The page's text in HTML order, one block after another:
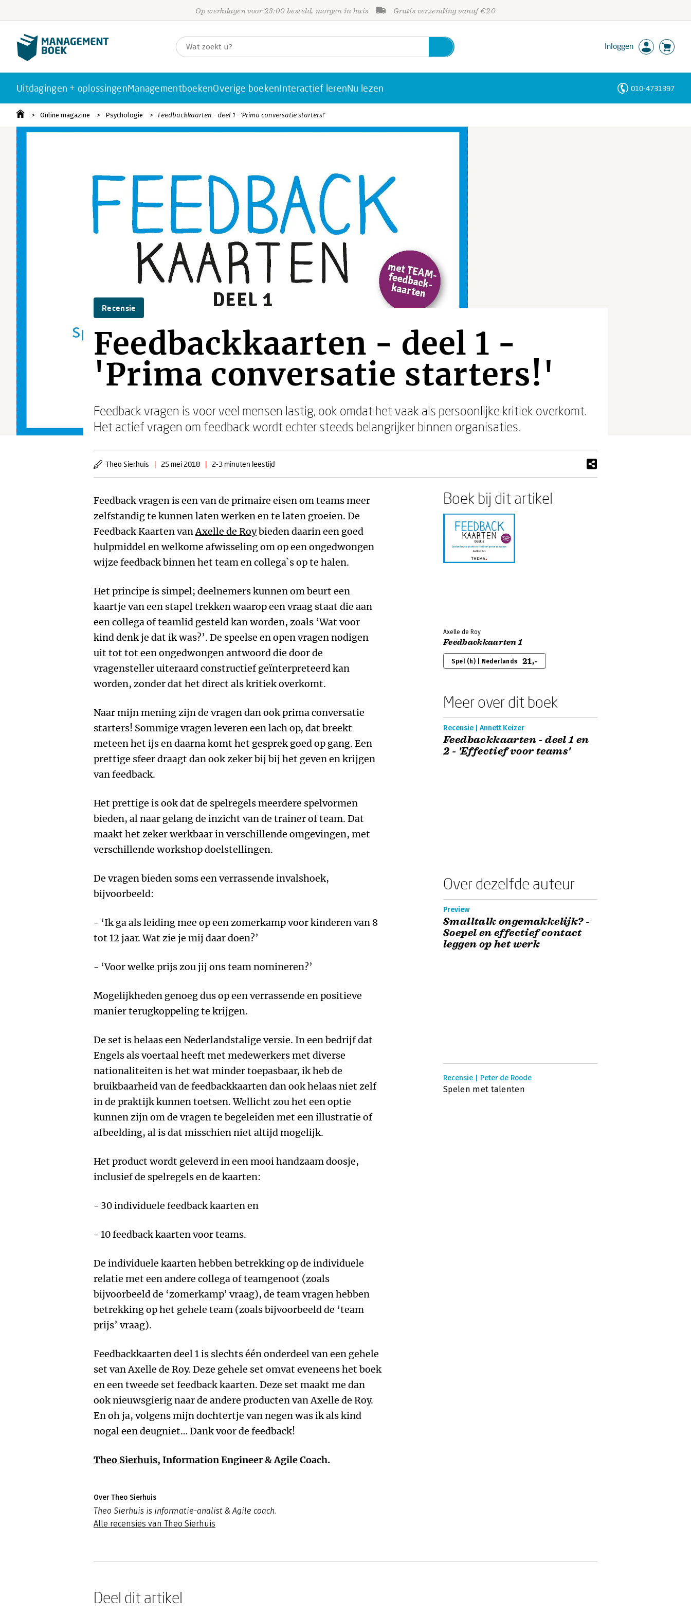
Op werkdagen voor 23:00 besteld, morgen in huis Gratis verzending vanaf €20
Inloggen
Uitdagingen + oplossingenManagementboekenOverige boekenInteractief lerenNu lezen 010-4731397
Online magazine Psychologie Feedbackkaarten - deel 1 - 'Prima conversatie starters!'
Recensie
Feedbackkaarten - deel 1 -
'Prima conversatie starters!'
Feedback vragen is voor veel mensen lastig, ook omdat het vaak als persoonlijke kritiek overkomt.
Het actief vragen om feedback wordt echter steeds belangrijker binnen organisaties.
Theo Sierhuis | 25 mei 2018 | 2-3 minuten leestijd
Feedback vragen is een van de primaire eisen om teams meer
zelfstandig te kunnen laten werken en te laten groeien. De
Feedback Kaarten vanAxelle de Roybieden daarin een goed
hulpmiddel en welkome afwisseling om op een ongedwongen
wijze feedback binnen het team en collega`s op te halen.
Het principe is simpel; deelnemers kunnen om beurt een
kaartje van een stapel trekken waarop een vraag staat die aan
een collega of teamlid gesteld kan worden, zoals ‘Wat voor
kind denk je dat ik was?’. De speelse en open vragen nodigen
uit tot tot een ongedwongen antwoord die door de
vragensteller uiteraard constructief geïnterpreteerd kan
worden, zonder dat het direct als kritiek overkomt.
Naar mijn mening zijn de vragen dan ook prima conversatie
starters! Sommige vragen leveren een lach op, dat breekt
meteen het ijs en daarna komt het gesprek goed op gang. Een
prettige sfeer draagt dan ook zeker bij bij het geven en krijgen
van feedback.
Het prettige is ook dat de spelregels meerdere spelvormen
bieden, al naar gelang de inzicht van de trainer of team. Dat
maakt het zeker werkbaar in verschillende omgevingen, met
verschillende workshop doelstellingen.
De vragen bieden soms een verrassende invalshoek,
bijvoorbeeld:
- ‘Ik ga als leiding mee op een zomerkamp voor kinderen van 8
tot 12 jaar. Wat zie je mij daar doen?’
- ‘Voor welke prijs zou jij ons team nomineren?’
Mogelijkheden genoeg dus op een verrassende en positieve
manier terugkoppeling te krijgen.
De set is helaas een Nederlandstalige versie. In een bedrijf dat
Engels als voertaal heeft met medewerkers met diverse
nationaliteiten is het wat minder toepasbaar, ik heb de
bruikbaarheid van de feedbackkaarten dan ook helaas niet zelf
in de praktijk kunnen toetsen. Wellicht zou het een optie
kunnen zijn om de vragen te begeleiden met een illustratie of
afbeelding, al is dat misschien niet altijd mogelijk.
Het product wordt geleverd in een mooi handzaam doosje,
inclusief de spelregels en de kaarten:
- 30 individuele feedback kaarten en
- 10 feedback kaarten voor teams.
De individuele kaarten hebben betrekking op de individuele
relatie met een andere collega of teamgenoot (zoals
bijvoorbeeld de ‘zomerkamp’ vraag), de team vragen hebben
betrekking op het gehele team (zoals bijvoorbeeld de ‘team
prijs’ vraag).
Feedbackkaarten deel 1 is slechts één onderdeel van een gehele
set van Axelle de Roy. Deze gehele set omvat eveneens het boek
en een tweede set feedback kaarten. Deze set maakt me dan
ook nieuwsgierig naar de andere producten van Axelle de Roy.
En oh ja, volgens mijn dochtertje van negen was ik als kind
nogal een deugniet… Dank voor de feedback!
Theo Sierhuis, Information Engineer & Agile Coach.
Over Theo Sierhuis
Theo Sierhuis is informatie-analist & Agile coach.
Alle recensies van Theo Sierhuis
Boek bij dit artikel
Axelle de Roy
Feedbackkaarten 1
Spel (h) | Nederlands 21,-
Meer over dit boek
Recensie | Annett Keizer
Feedbackkaarten - deel 1 en
2 - 'Effectief voor teams'
Over dezelfde auteur
Preview
Smalltalk ongemakkelijk? -
Soepel en effectief contact
leggen op het werk
Recensie | Peter de Roode
Spelen met talenten
Deel dit artikel
Personen
Trefwoorden